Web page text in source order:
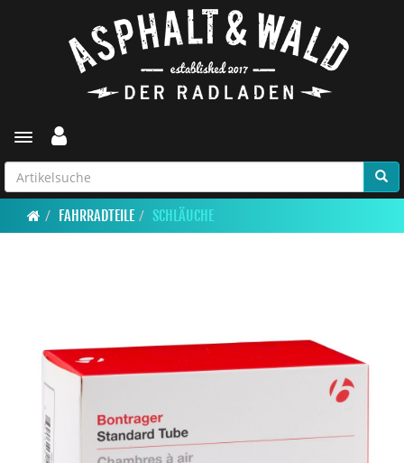
Toggle navigation
FAHRRADTEILE SCHLÄUCHE